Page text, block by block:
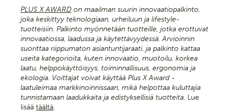
PLUS X AWARD on maailman suurin innovaatiopalkinto,
joka keskittyy teknologiaan, urheiluun ja lifestyle-
tuotteisiin. Palkinto myönnetään tuotteille, jotka erottuvat
innovaatiossa, laadussa ja käytettävyydessä. Arvioinnin
suorittaa riippumaton asiantuntijaraati, ja palkinto kattaa
useita kategorioita, kuten innovaatio, muotoilu, korkea
laatu, helppokäyttöisyys, toiminnallisuus, ergonomia ja
ekologia. Voittajat voivat käyttää Plus X Award -
laatuleimaa markkinoinnissaan, mikä helpottaa kuluttajia
tunnistamaan laadukkaita ja edistyksellisiä tuotteita. Lue
lisää täältä.